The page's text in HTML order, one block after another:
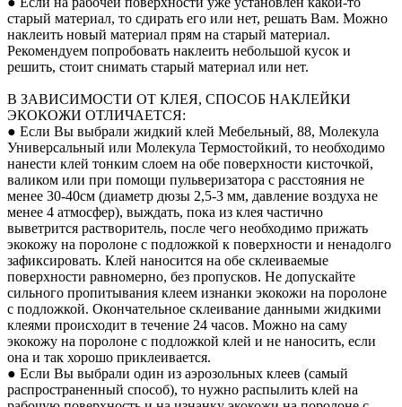
старый материал, то сдирать его или нет, решать Вам. Можно
наклеить новый материал прям на старый материал.
Рекомендуем попробовать наклеить небольшой кусок и
решить, стоит снимать старый материал или нет.
В ЗАВИСИМОСТИ ОТ КЛЕЯ, СПОСОБ НАКЛЕЙКИ
ЭКОКОЖИ ОТЛИЧАЕТСЯ:
● Если Вы выбрали жидкий клей Мебельный, 88, Молекула
Универсальный или Молекула Термостойкий, то необходимо
нанести клей тонким слоем на обе поверхности кисточкой,
валиком или при помощи пульверизатора с расстояния не
менее 30-40см (диаметр дюзы 2,5-3 мм, давление воздуха не
менее 4 атмосфер), выждать, пока из клея частично
выветрится растворитель, после чего необходимо прижать
экокожу на поролоне с подложкой к поверхности и ненадолго
зафиксировать. Клей наносится на обе склеиваемые
поверхности равномерно, без пропусков. Не допускайте
сильного пропитывания клеем изнанки экокожи на поролоне
с подложкой. Окончательное склеивание данными жидкими
клеями происходит в течение 24 часов. Можно на саму
экокожу на поролоне с подложкой клей и не наносить, если
она и так хорошо приклеивается.
● Если Вы выбрали один из аэрозольных клеев (самый
распространенный способ), то нужно распылить клей на